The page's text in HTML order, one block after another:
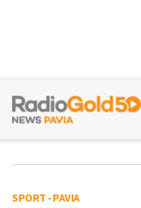
SPORT-PAVIA